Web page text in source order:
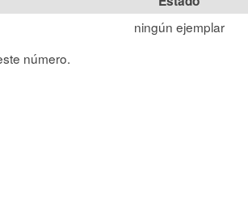
ningún ejemplar
número.